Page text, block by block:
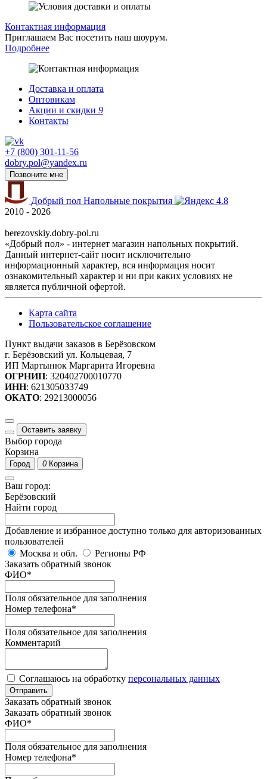
Контактная информация
Приглашаем Вас посетить наш шоурум.
Подробнее
Доставка и оплата
Оптовикам
Акции и скидки 9
Контакты
+7 (800) 301-11-56
dobry.pol@yandex.ru
Позвоните мне
Добрый пол Напольные покрытия
4.8
2010 - 2026
berezovskiy.dobry-pol.ru
«Добрый пол» - интернет магазин напольных покрытий.
Данный интернет-сайт носит исключительно
информационный характер, вся информация носит
ознакомительный характер и ни при каких условиях не
является публичной офертой.
Карта сайта
Пользовательское соглашение
Пункт выдачи заказов в Берёзовском
г. Берёзовский ул. Кольцевая, 7
ИП Мартынюк Маргарита Игоревна
ОГРНИП: 320402700010770
ИНН: 621305033749
ОКАТО: 29213000056
Оставить заявку
Выбор города
Корзина
Город 0 Корзина
Ваш город:
Берёзовский
Найти город
Добавление и избранное доступно только для авторизованных
пользователей
Москва и обл.
Регионы РФ
Заказать обратный звонок
ФИО*
Поля обязательное для заполнения
Номер телефона*
Поля обязательное для заполнения
Комментарий
Соглашаюсь на обработку персональных данных
Отправить
Заказать обратный звонок
Заказать обратный звонок
ФИО*
Поля обязательное для заполнения
Номер телефона*